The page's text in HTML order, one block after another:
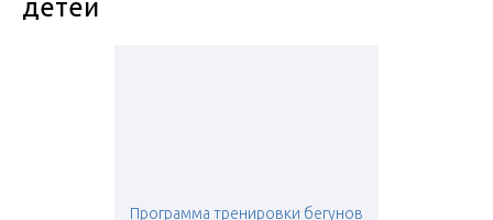
детей
Программа тренировки бегунов